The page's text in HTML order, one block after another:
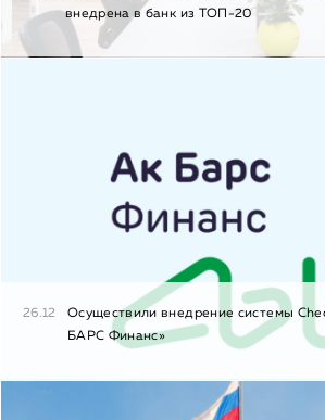
внедрена в банк из ТОП-20
26.12
Осуществили внедрение системы
БАРС Финанс»